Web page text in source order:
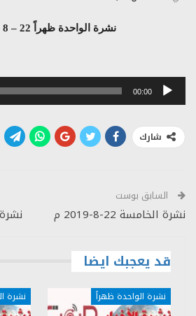
نشرة الواحدة ظهراً 22 – 8 – 2019م
مشغل
00:00
شارك
السابق بوست
نشرة الخامسة 22-8-2019 م نشرة
قد يعجبك ايضا
نشرة الواحدة ظهراً نشرة